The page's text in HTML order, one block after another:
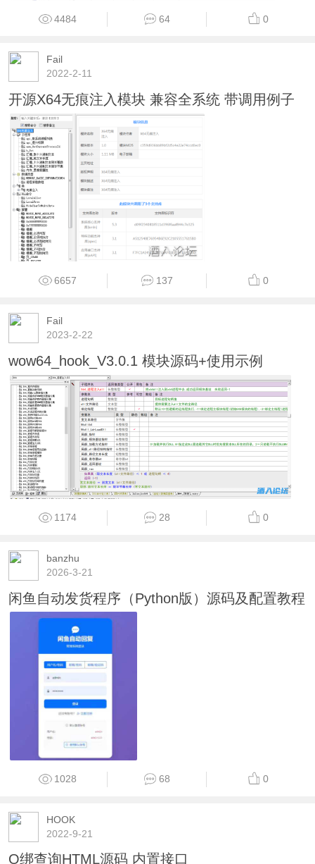
4484 64 0
Fail
2022-2-11
开源X64无痕注入模块 兼容全系统 带调用例子
6657 137 0
Fail
2023-2-22
wow64_hook_V3.0.1 模块源码+使用示例
1174 28 0
banzhu
2026-3-21
闲鱼自动发货程序（Python版）源码及配置教程
1028 68 0
HOOK
2022-9-21
Q绑查询HTML源码 内置接口